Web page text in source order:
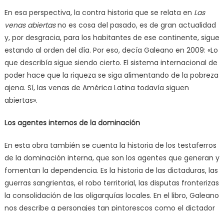
En esa perspectiva, la contra historia que se relata en Las
venas abiertasno es cosa del pasado, es de gran actualidad
y, por desgracia, para los habitantes de ese continente, sigue
estando al orden del día. Por eso, decía Galeano en 2009: «Lo
que describía sigue siendo cierto. El sistema internacional de
poder hace que la riqueza se siga alimentando de la pobreza
ajena. Sí, las venas de América Latina todavía siguen
abiertas».
Los agentes internos de la dominación
En esta obra también se cuenta la historia de los testaferros
de la dominación interna, que son los agentes que generan y
fomentan la dependencia. Es la historia de las dictaduras, las
guerras sangrientas, el robo territorial, las disputas fronterizas
la consolidación de las oligarquías locales. En el libro, Galeano
nos describe a personajes tan pintorescos como el dictador